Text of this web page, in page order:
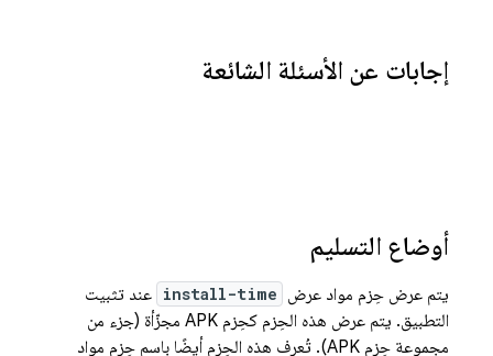
إجابات عن الأسئلة الشائعة
أوضاع التسليم
يتم عرض حِزم مواد عرض install-time عند تثبيت
التطبيق. يتم عرض هذه الحِزم كحِزم APK مجزّأة (جزء من
مجموعة حِزم APK). تُعرف هذه الحِزم أيضًا باسم حِزم مواد